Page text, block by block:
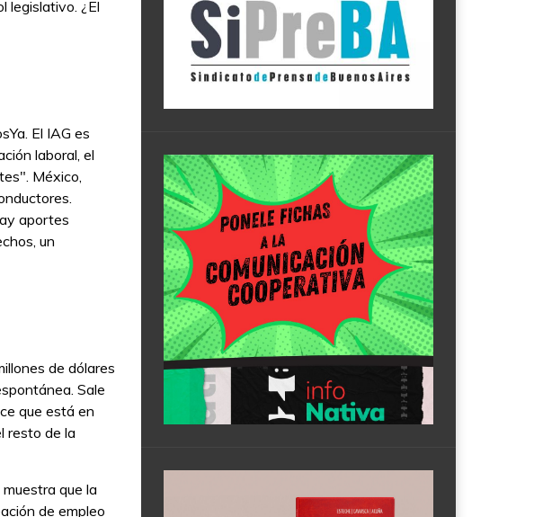
legislativo. ¿El
El IAG es
laboral, el
México,
aportes
un
de dólares
Sale
que está en
resto de la
que la
de empleo